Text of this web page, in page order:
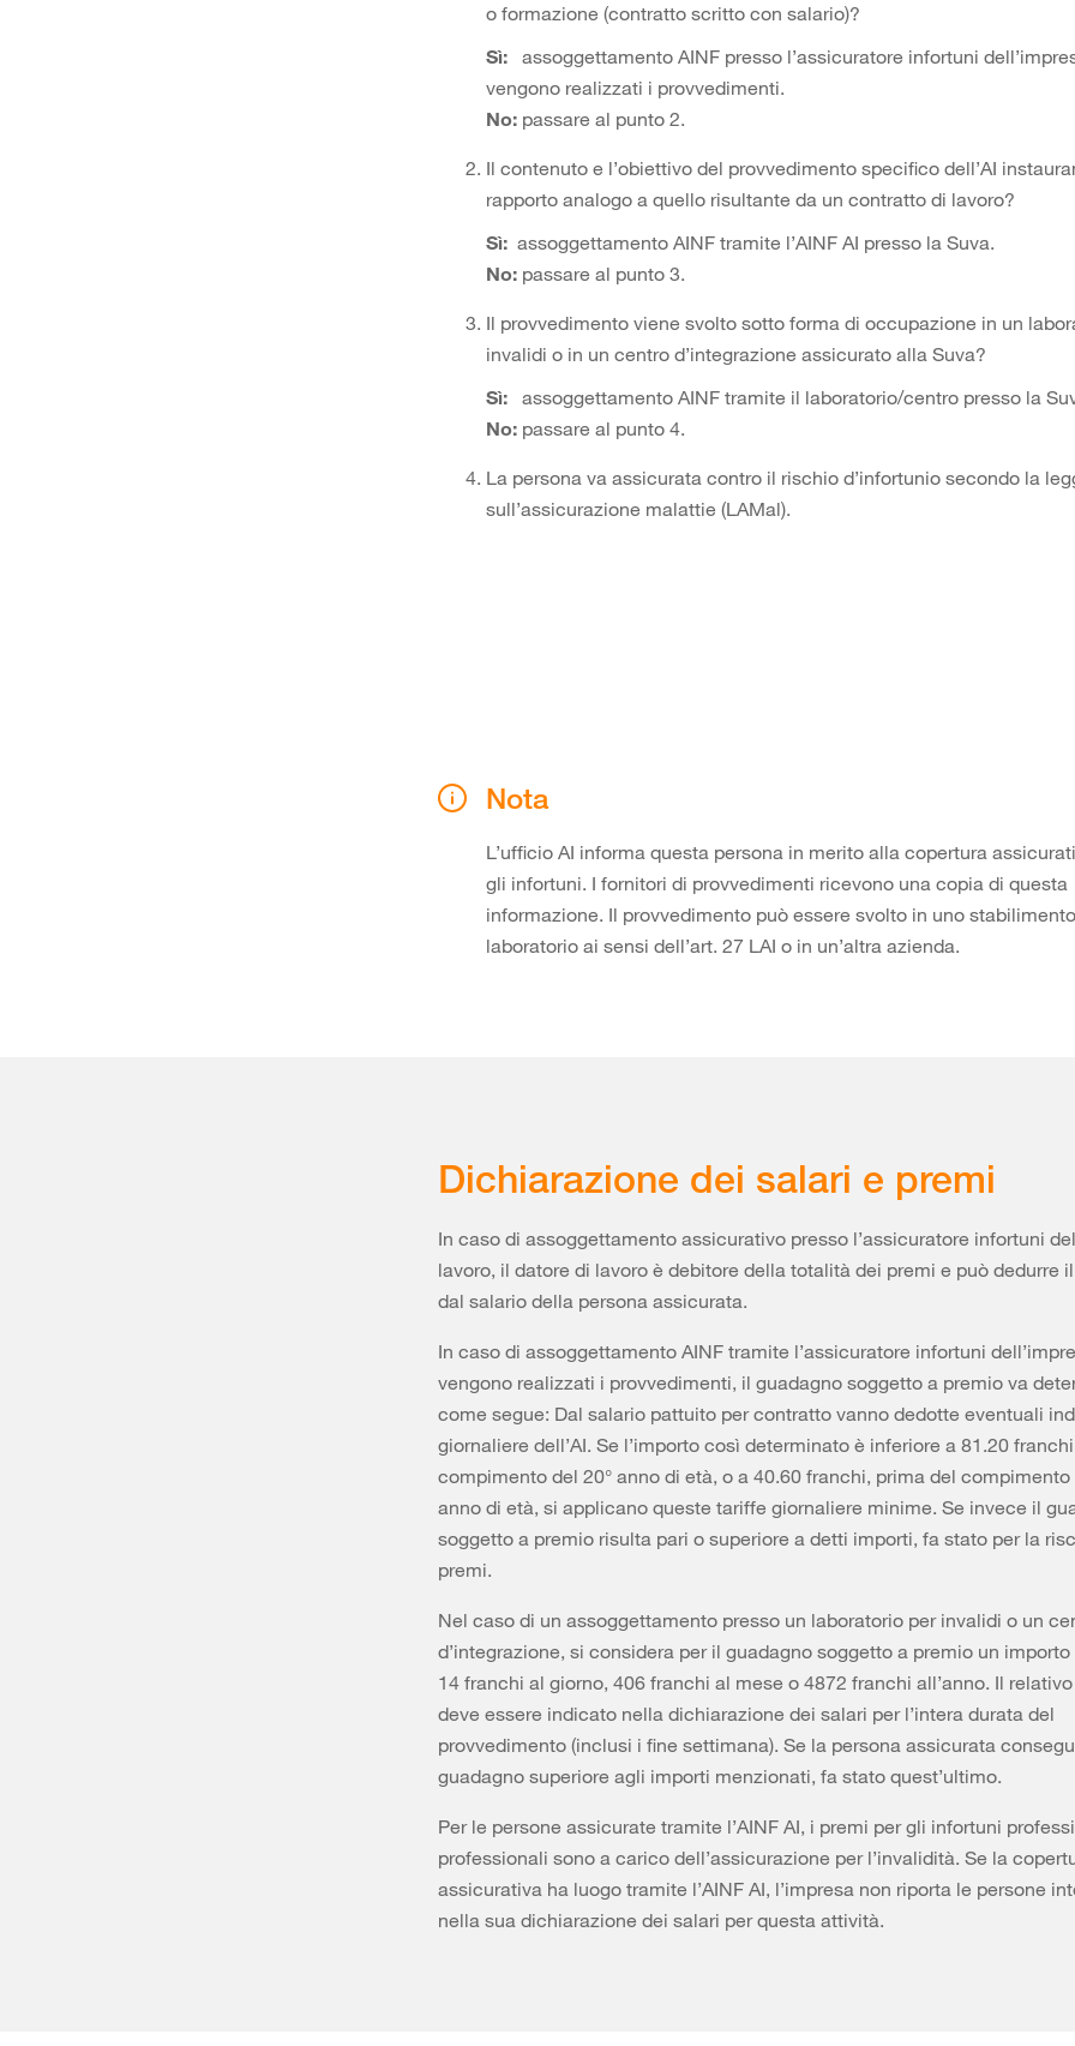
o formazione (contratto scritto con salario)?
Sì:
assoggettamento AINF presso l’assicuratore infortuni
vengono realizzati i provvedimenti.
No: passare al punto 2.
Il contenuto e l’obiettivo del provvedimento specifico dell’AI
rapporto analogo a quello risultante da un contratto di lavoro?
Sì: assoggettamento AINF tramite l’AINF AI presso la Suva.
No: passare al punto 3.
Il provvedimento viene svolto sotto forma di occupazione in un
invalidi o in un centro d’integrazione assicurato alla Suva?
Sì: assoggettamento AINF tramite il laboratorio/centro presso la
No: passare al punto 4.
La persona va assicurata contro il rischio d’infortunio secondo la
sull’assicurazione malattie (LAMal).
Nota
L’ufficio AI informa questa persona in merito alla copertura
gli infortuni. I fornitori di provvedimenti ricevono una copia di questa
informazione. Il provvedimento può essere svolto in uno
laboratorio ai sensi dell’art. 27 LAI o in un’altra azienda.
Dichiarazione dei salari e premi
In caso di assoggettamento assicurativo presso l’assicuratore infortuni
lavoro, il datore di lavoro è debitore della totalità dei premi e può dedurre
dal salario della persona assicurata.
In caso di assoggettamento AINF tramite l’assicuratore infortuni
vengono realizzati i provvedimenti, il guadagno soggetto a premio va
come segue: Dal salario pattuito per contratto vanno dedotte eventuali
giornaliere dell’AI. Se l’importo così determinato è inferiore a 81.20
compimento del 20° anno di età, o a 40.60 franchi, prima del compimento
anno di età, si applicano queste tariffe giornaliere minime. Se invece il
soggetto a premio risulta pari o superiore a detti importi, fa stato per la
premi.
Nel caso di un assoggettamento presso un laboratorio per invalidi o un
d’integrazione, si considera per il guadagno soggetto a premio un
14 franchi al giorno, 406 franchi al mese o 4872 franchi all’anno. Il
deve essere indicato nella dichiarazione dei salari per l’intera durata del
provvedimento (inclusi i fine settimana). Se la persona assicurata
guadagno superiore agli importi menzionati, fa stato quest’ultimo.
Per le persone assicurate tramite l’AINF AI, i premi per gli infortuni
professionali sono a carico dell’assicurazione per l’invalidità. Se la
assicurativa ha luogo tramite l’AINF AI, l’impresa non riporta le persone
nella sua dichiarazione dei salari per questa attività.